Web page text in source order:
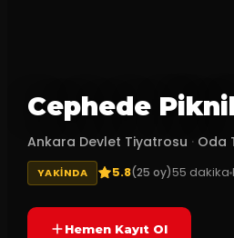
Cephede
Ankara Devlet Tiyatrosu · Oda
YAKINDA 5.8(25 oy)55 dakika
Hemen Kayıt Ol